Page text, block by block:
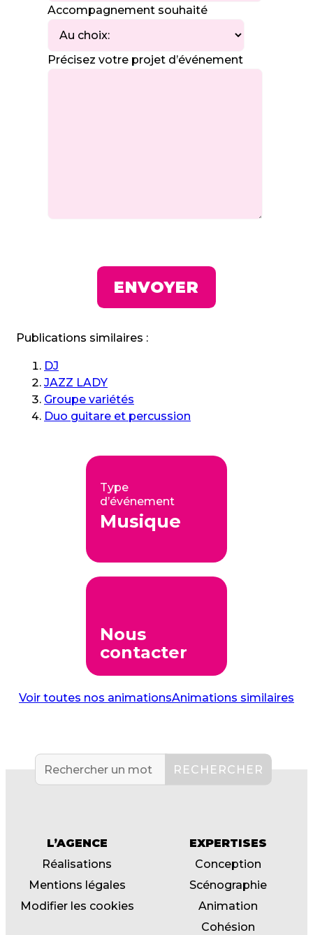
Accompagnement souhaité
Précisez votre projet d’événement
Publications similaires :
DJ
JAZZ LADY
Groupe variétés
Duo guitare et percussion
Type
d’événement
Musique
Nous
contacter
Voir toutes nos animationsAnimations similaires
L’AGENCE
Réalisations
Mentions légales
Modifier les cookies
EXPERTISES
Conception
Scénographie
Animation
Cohésion